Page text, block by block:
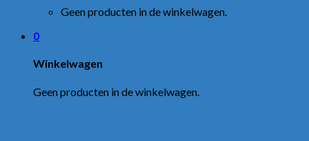
Geen producten in de winkelwagen.
0
Winkelwagen
Geen producten in de winkelwagen.